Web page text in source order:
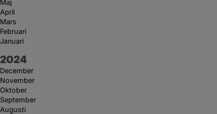
Maj
April
Mars
Februari
Januari
År:
2024
December
November
Oktober
September
Augusti